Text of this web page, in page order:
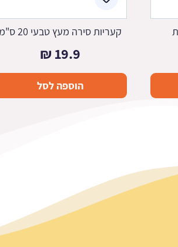
קעריות סירה מעץ טבעי 20 ס"מ
19.9
₪
הוספה לסל